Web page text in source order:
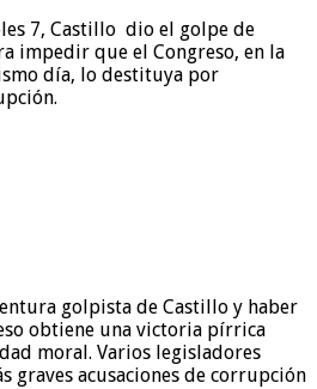
7, Castillo dio el golpe de
impedir que el Congreso, en la
día, lo destituya por
golpista de Castillo y haber
obtiene una victoria pírrica
moral. Varios legisladores
graves acusaciones de corrupción